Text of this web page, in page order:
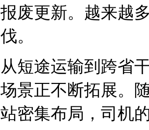
报废更新。越来越
伐。
从短途运输到跨省
场景正不断拓展。
站密集布局，司机